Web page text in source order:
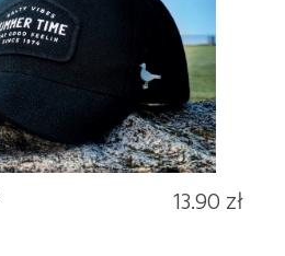
13.90 zł